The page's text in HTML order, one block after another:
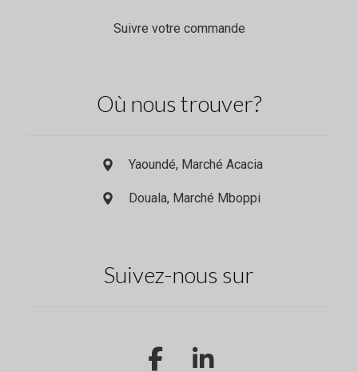
Suivre votre commande
Où nous trouver?
Yaoundé, Marché Acacia
Douala, Marché Mboppi
Suivez-nous sur